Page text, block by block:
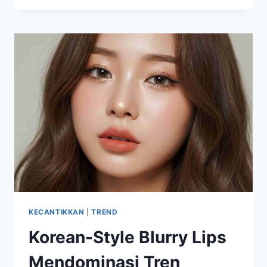
CHANGING
DIOR
VIRAL,
WARNA
BIBIR
MAKIN
DIGEMARI
KECANTIKKAN |TREND
Korean-Style Blurry Lips
Mendominasi Tren